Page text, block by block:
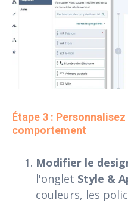
Étape 3 :
comportement
Modifier le
l'onglet Style &
couleurs, les